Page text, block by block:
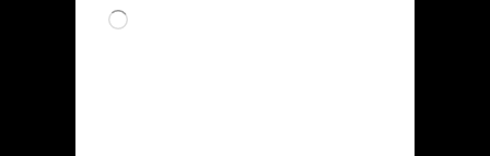
Loading…